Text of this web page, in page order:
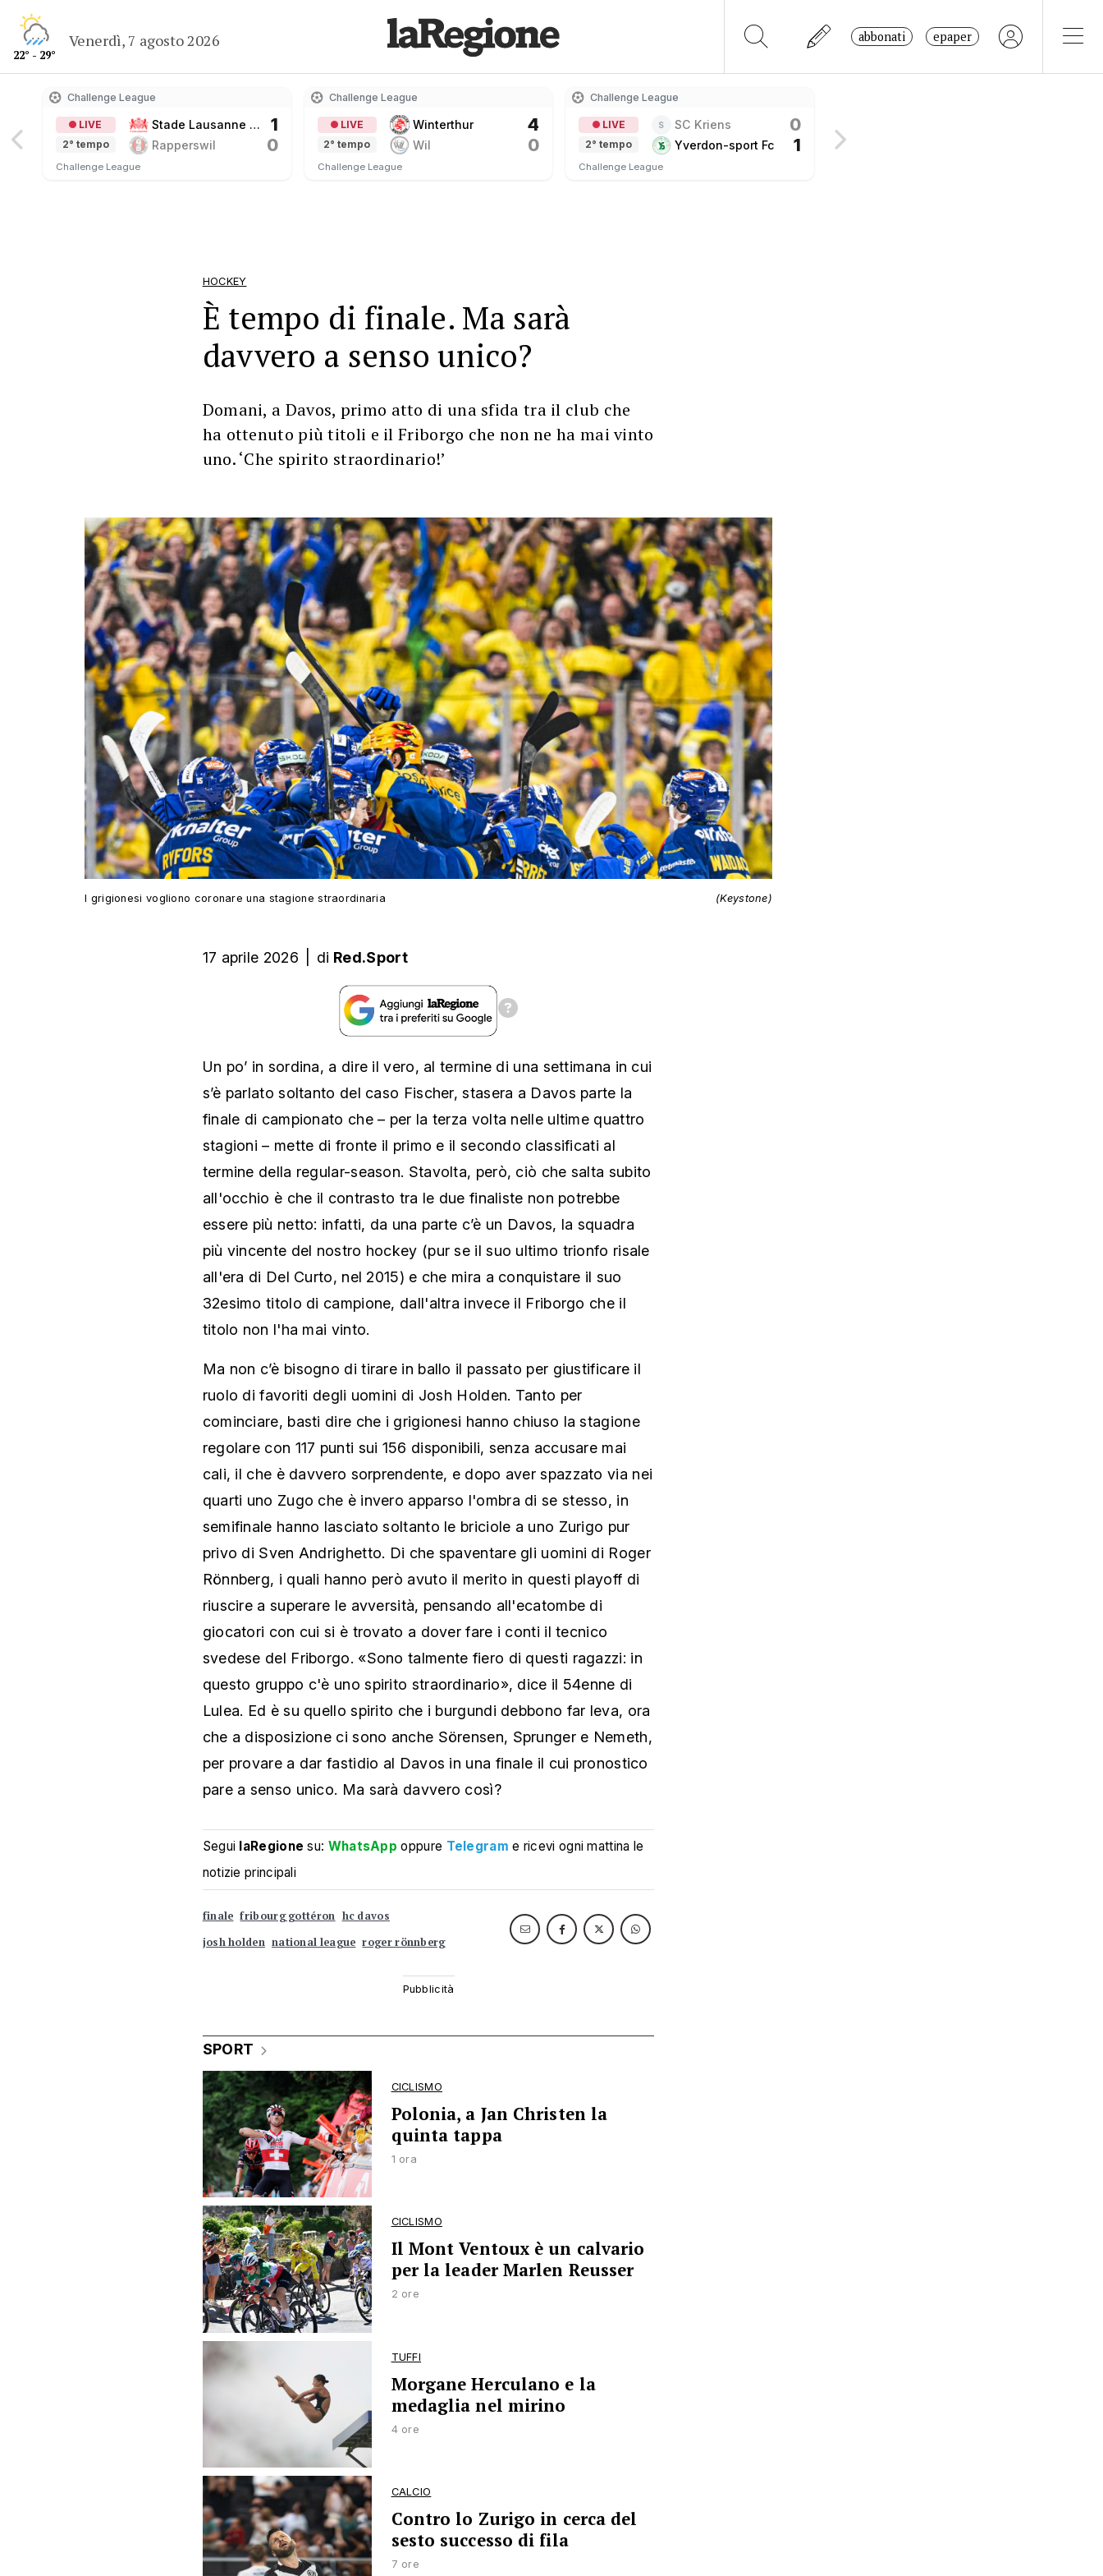
22° - 29°
Venerdì, 7 agosto 2026 abbonati epaper
Challenge League
LIVE
2° tempo
Stade Lausanne
Ouchy
1
Rapperswil 0
Challenge League
Challenge League
LIVE
2° tempo
Winterthur 4
Wil 0
Challenge League
Challenge League
LIVE
2° tempo
S SC Kriens 0
Yverdon-sport Fc 1
Challenge League
HOCKEY
È tempo di finale. Ma sarà
davvero a senso unico?
Domani, a Davos, primo atto di una sfida tra il club che
ha ottenuto più titoli e il Friborgo che non ne ha mai vinto
uno. ‘Che spirito straordinario!’
I grigionesi vogliono coronare una stagione straordinaria (Keystone)
17 aprile 2026 di Red.Sport
Un po’ in sordina, a dire il vero, al termine di una settimana in cui
s’è parlato soltanto del caso Fischer, stasera a Davos parte la
finale di campionato che – per la terza volta nelle ultime quattro
stagioni – mette di fronte il primo e il secondo classificati al
termine della regular-season. Stavolta, però, ciò che salta subito
all'occhio è che il contrasto tra le due finaliste non potrebbe
essere più netto: infatti, da una parte c’è un Davos, la squadra
più vincente del nostro hockey (pur se il suo ultimo trionfo risale
all'era di Del Curto, nel 2015) e che mira a conquistare il suo
32esimo titolo di campione, dall'altra invece il Friborgo che il
titolo non l'ha mai vinto.
Ma non c’è bisogno di tirare in ballo il passato per giustificare il
ruolo di favoriti degli uomini di Josh Holden. Tanto per
cominciare, basti dire che i grigionesi hanno chiuso la stagione
regolare con 117 punti sui 156 disponibili, senza accusare mai
cali, il che è davvero sorprendente, e dopo aver spazzato via nei
quarti uno Zugo che è invero apparso l'ombra di se stesso, in
semifinale hanno lasciato soltanto le briciole a uno Zurigo pur
privo di Sven Andrighetto. Di che spaventare gli uomini di Roger
Rönnberg, i quali hanno però avuto il merito in questi playoff di
riuscire a superare le avversità, pensando all'ecatombe di
giocatori con cui si è trovato a dover fare i conti il tecnico
svedese del Friborgo. «Sono talmente fiero di questi ragazzi: in
questo gruppo c'è uno spirito straordinario», dice il 54enne di
Lulea. Ed è su quello spirito che i burgundi debbono far leva, ora
che a disposizione ci sono anche Sörensen, Sprunger e Nemeth,
per provare a dar fastidio al Davos in una finale il cui pronostico
pare a senso unico. Ma sarà davvero così?
Segui laRegione su: WhatsApp oppure Telegram e ricevi ogni mattina le
notizie principali
finale fribourg gottéron hc davos
josh holden national league roger rönnberg
SPORT
CICLISMO
Polonia, a Jan Christen la
quinta tappa
1 ora
CICLISMO
Il Mont Ventoux è un calvario
per la leader Marlen Reusser
2 ore
TUFFI
Morgane Herculano e la
medaglia nel mirino
4 ore
CALCIO
Contro lo Zurigo in cerca del
sesto successo di fila
7 ore